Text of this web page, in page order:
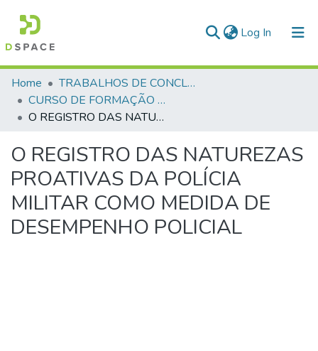
Log In (current)
Communities & Collections
All of DSpace
Home
TRABALHOS DE CONCLUSÃO DE CURSO - CFP (CURSO DE FORMAÇÃO DE PRAÇAS)
CURSO DE FORMAÇÃO DE PRAÇAS - CFP - 2023
O REGISTRO DAS NATUREZAS PROATIVAS DA POLÍCIA MILITAR COMO MEDIDA DE DESEMPENHO POLICIAL
O REGISTRO DAS NATUREZAS
PROATIVAS DA POLÍCIA
MILITAR COMO MEDIDA DE
DESEMPENHO POLICIAL